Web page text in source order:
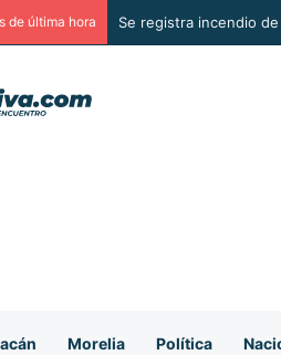
de última hora
Morelia Política